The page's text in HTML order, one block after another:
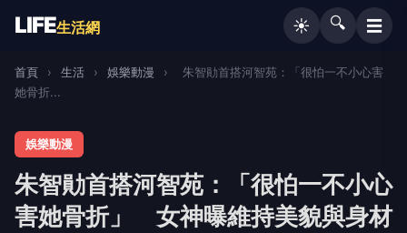
LIFE生活網 ☀️ 🔍 ☰
首頁 › 生活 › 娛樂動漫 ›
朱智勛首搭河智苑：「很怕一不小心害
她骨折...
娛樂動漫
朱智勛首搭河智苑：「很怕一不小心
害她骨折」 女神曝維持美貌與身材